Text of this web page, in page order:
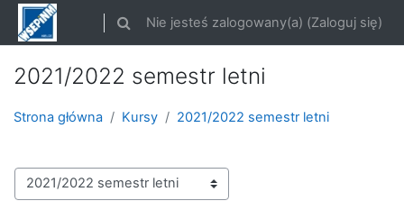
Przejdź do głównej zawartości
Przełącznik wyszukiwarki
Nie jesteś zalogowany(a) (Zaloguj się)
2021/2022 semestr letni
Strona główna Kursy 2021/2022 semestr letni
Kategorie kursów